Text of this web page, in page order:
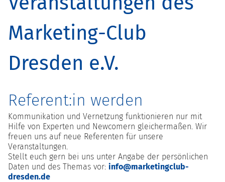
Marketing-Club
Dresden e.V.
Referent:in werden
Kommunikation und Vernetzung funktionieren nur mit
Hilfe von Experten und Newcomern gleichermaßen. Wir
freuen uns auf neue Referenten für unsere
Veranstaltungen.
Stellt euch gern bei uns unter Angabe der persönlichen
Daten und des Themas vor: info@marketingclub-
dresden.de